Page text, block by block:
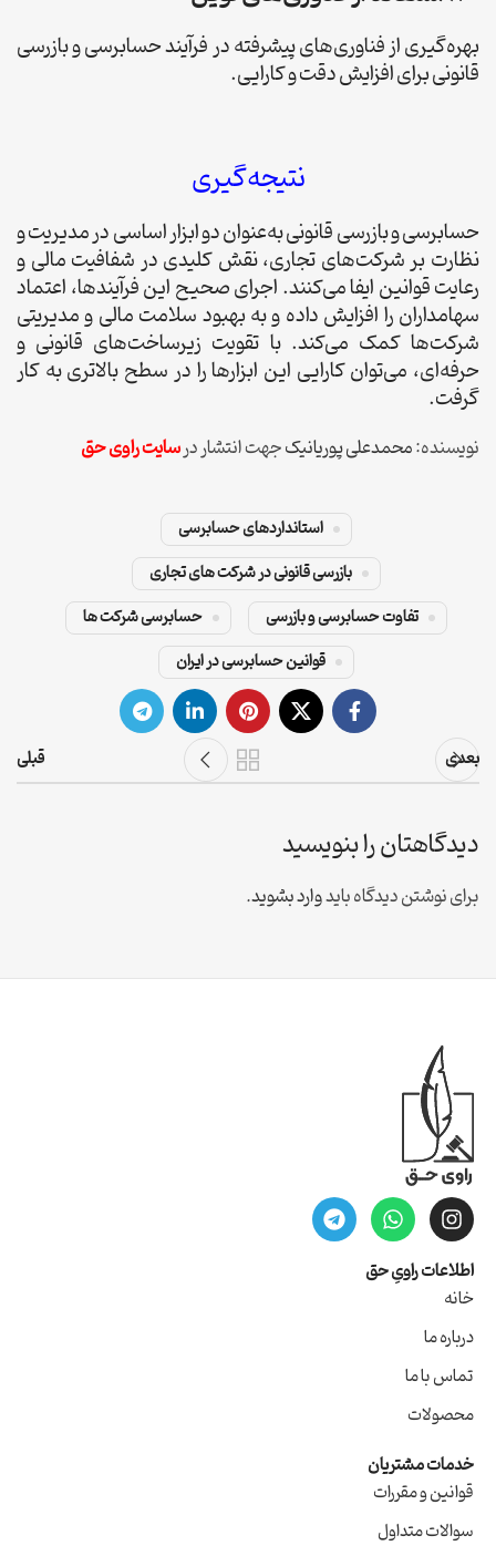
بهره‌گیری از فناوری‌های پیشرفته در فرآیند حسابرسی و بازرسی
قانونی برای افزایش دقت و کارایی.
نتیجه‌گیری
حسابرسی و بازرسی قانونی به‌عنوان دو ابزار اساسی در مدیریت و
نظارت بر شرکت‌های تجاری، نقش کلیدی در شفافیت مالی و
رعایت قوانین ایفا می‌کنند. اجرای صحیح این فرآیندها، اعتماد
سهامداران را افزایش داده و به بهبود سلامت مالی و مدیریتی
شرکت‌ها کمک می‌کند. با تقویت زیرساخت‌های قانونی و
حرفه‌ای، می‌توان کارایی این ابزارها را در سطح بالاتری به کار
گرفت.
نویسنده:محمدعلی پوریانیکجهت انتشار در سایت راوی حق
استانداردهای حسابرسی
بازرسی قانونی در شرکت های تجاری
تفاوت حسابرسی و بازرسی
حسابرسی شرکت ها
قوانین حسابرسی در ایران
بعدی قبلی
دیدگاهتان را بنویسید
برای نوشتن دیدگاه بایدوارد بشوید.
اطلاعات راویِ حق
خانه
درباره ما
تماس با ما
محصولات
خدمات مشتریان
قوانین و مقررات
سوالات متداول